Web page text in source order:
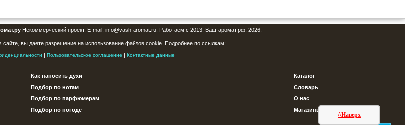
^Наверх
Некоммерческий проект. E-mail: info@vash-aromat.ru. Работаем с 2013. Ваш-аромат.рф, 2026.
сайте, вы даете разрешение на использование файлов cookie. Подробнее по ссылкам:
| Пользовательское соглашение | Контактные данные
Как наносить духи
Подбор по нотам
Подбор по парфюмерам
Подбор по погоде
Каталог
Словарь
О нас
Магазины